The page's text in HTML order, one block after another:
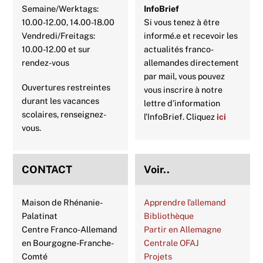
Semaine/Werktags:
10.00-12.00, 14.00-18.00
Vendredi/Freitags:
10.00-12.00 et sur
rendez-vous
Ouvertures restreintes
durant les vacances
scolaires, renseignez-
vous.
InfoBrief
Si vous tenez à être
informé.e et recevoir les
actualités franco-
allemandes directement
par mail, vous pouvez
vous inscrire à notre
lettre d’information
l’InfoBrief. Cliquezici
CONTACT
Maison de Rhénanie-
Palatinat
Centre Franco-Allemand
en Bourgogne-Franche-
Comté
Voir..
Apprendre l’allemand
Bibliothèque
Partir en Allemagne
Centrale OFAJ
Projets